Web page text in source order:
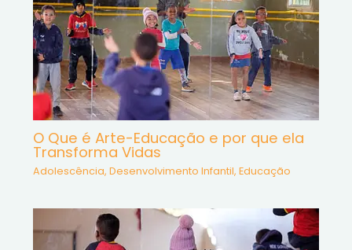
O Que é Arte-Educação e por que ela
Transforma Vidas
Adolescência, Desenvolvimento Infantil, Educação